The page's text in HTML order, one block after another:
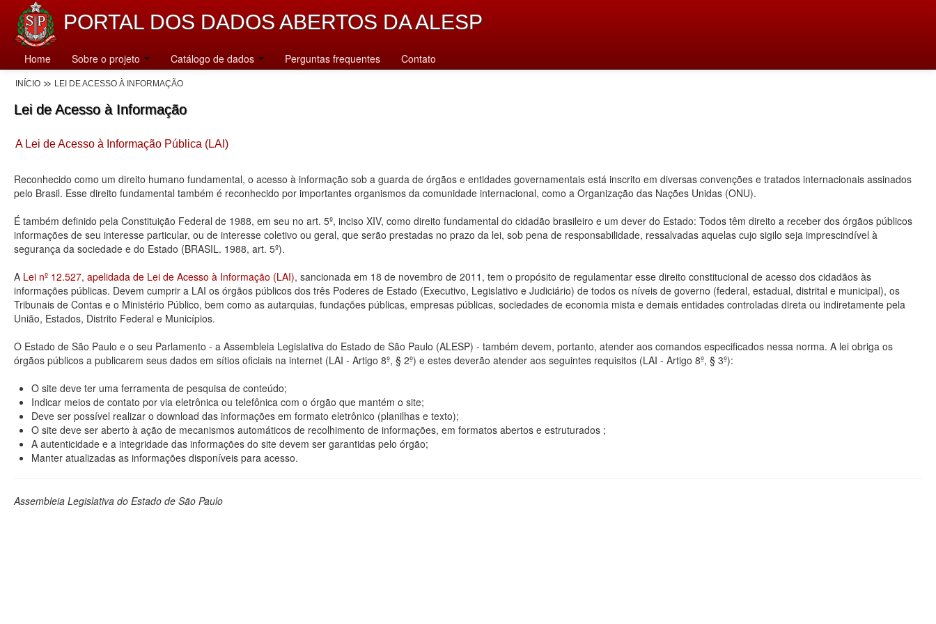
PORTAL DOS DADOS ABERTOS DA ALESP
Home Sobre o projeto Catálogo de dados Perguntas frequentes Contato
INÍCIO LEI DE ACESSO À INFORMAÇÃO
Lei de Acesso à Informação
A Lei de Acesso à Informação Pública (LAI)
Reconhecido como um direito humano fundamental, o acesso à informação sob a guarda de órgãos e entidades governamentais está inscrito em diversas convenções e tratados internacionais assinados
pelo Brasil. Esse direito fundamental também é reconhecido por importantes organismos da comunidade internacional, como a Organização das Nações Unidas (ONU).
É também definido pela Constituição Federal de 1988, em seu no art. 5º, inciso XIV, como direito fundamental do cidadão brasileiro e um dever do Estado: Todos têm direito a receber dos órgãos públicos
informações de seu interesse particular, ou de interesse coletivo ou geral, que serão prestadas no prazo da lei, sob pena de responsabilidade, ressalvadas aquelas cujo sigilo seja imprescindível à
segurança da sociedade e do Estado (BRASIL. 1988, art. 5º).
A Lei nº 12.527, apelidada de Lei de Acesso à Informação (LAI), sancionada em 18 de novembro de 2011, tem o propósito de regulamentar esse direito constitucional de acesso dos cidadãos às
informações públicas. Devem cumprir a LAI os órgãos públicos dos três Poderes de Estado (Executivo, Legislativo e Judiciário) de todos os níveis de governo (federal, estadual, distrital e municipal), os
Tribunais de Contas e o Ministério Público, bem como as autarquias, fundações públicas, empresas públicas, sociedades de economia mista e demais entidades controladas direta ou indiretamente pela
União, Estados, Distrito Federal e Municípios.
O Estado de São Paulo e o seu Parlamento - a Assembleia Legislativa do Estado de São Paulo (ALESP) - também devem, portanto, atender aos comandos especificados nessa norma. A lei obriga os
órgãos públicos a publicarem seus dados em sítios oficiais na internet (LAI - Artigo 8º, § 2º) e estes deverão atender aos seguintes requisitos (LAI - Artigo 8º, § 3º):
O site deve ter uma ferramenta de pesquisa de conteúdo;
Indicar meios de contato por via eletrônica ou telefônica com o órgão que mantém o site;
Deve ser possível realizar o download das informações em formato eletrônico (planilhas e texto);
O site deve ser aberto à ação de mecanismos automáticos de recolhimento de informações, em formatos abertos e estruturados ;
A autenticidade e a integridade das informações do site devem ser garantidas pelo órgão;
Manter atualizadas as informações disponíveis para acesso.
Assembleia Legislativa do Estado de São Paulo